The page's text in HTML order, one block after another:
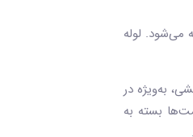
می‌شود. لوله
به‌ویژه در
قیمت‌ها بسته به